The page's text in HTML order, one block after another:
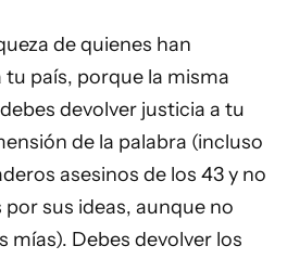
de quienes han
país, porque la misma
devolver justicia a tu
de la palabra (incluso
asesinos de los 43 y no
sus ideas, aunque no
mías). Debes devolver los